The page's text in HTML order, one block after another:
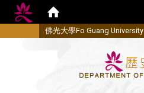
佛光大學Fo Guang University